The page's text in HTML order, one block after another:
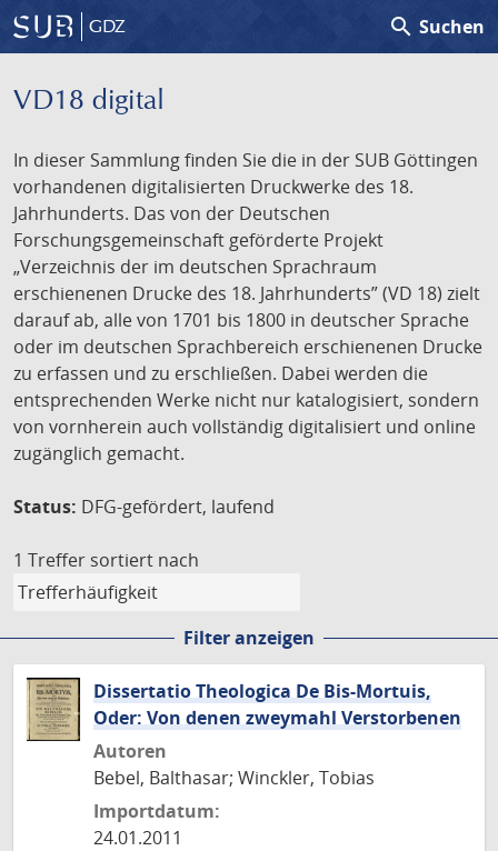
GDZ search Suchen
VD18 digital
In dieser Sammlung finden Sie die in der SUB Göttingen
vorhandenen digitalisierten Druckwerke des 18.
Jahrhunderts. Das von der Deutschen
Forschungsgemeinschaft geförderte Projekt
„Verzeichnis der im deutschen Sprachraum
erschienenen Drucke des 18. Jahrhunderts” (VD 18) zielt
darauf ab, alle von 1701 bis 1800 in deutscher Sprache
oder im deutschen Sprachbereich erschienenen Drucke
zu erfassen und zu erschließen. Dabei werden die
entsprechenden Werke nicht nur katalogisiert, sondern
von vornherein auch vollständig digitalisiert und online
zugänglich gemacht.
Status: DFG-gefördert, laufend
1 Treffer sortiert nach
Filter anzeigen
Dissertatio Theologica De Bis-Mortuis,
Oder: Von denen zweymahl Verstorbenen
Autoren
Bebel, Balthasar; Winckler, Tobias
Importdatum:
24.01.2011